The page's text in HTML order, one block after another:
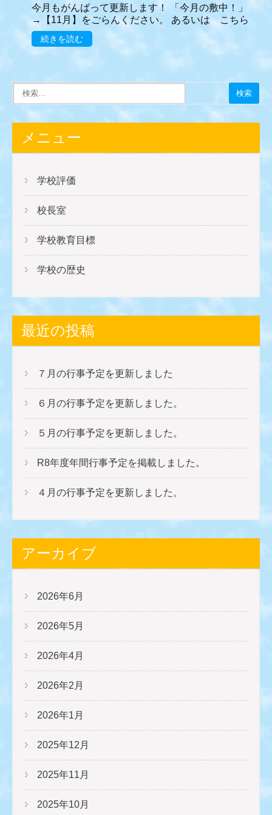
今月もがんばって更新します！ 「今月の敷中！」
→【11月】をごらんください。 あるいは こちら
続きを読む
メニュー
学校評価
校長室
学校教育目標
学校の歴史
最近の投稿
７月の行事予定を更新しました
６月の行事予定を更新しました。
５月の行事予定を更新しました。
R8年度年間行事予定を掲載しました。
４月の行事予定を更新しました。
アーカイブ
2026年6月
2026年5月
2026年4月
2026年2月
2026年1月
2025年12月
2025年11月
2025年10月